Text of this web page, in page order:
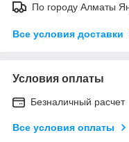
По городу Алматы
Все условия доставки
Условия оплаты
Безналичный расчет
Все условия оплаты